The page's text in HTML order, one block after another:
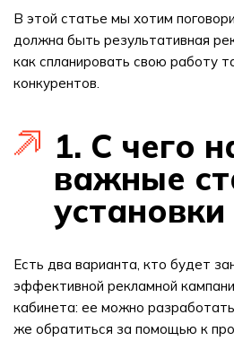
В этой статье мы хотим
должна быть результативная
как спланировать свою работу
конкурентов.
1. С чего
важные
установки
Есть два варианта, кто будет
эффективной рекламной
кабинета: ее можно
же обратиться за помощью к